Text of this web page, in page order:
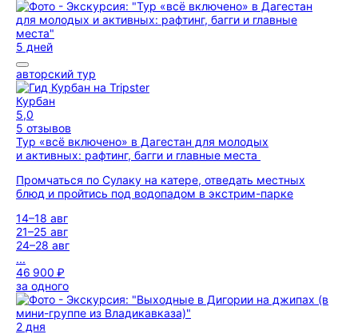
5 дней
авторский тур
Курбан
5,0
5 отзывов
Тур «всё включено» в Дагестан для молодых
и активных: рафтинг, багги и главные места
Промчаться по Сулаку на катере, отведать местных
блюд и пройтись под водопадом в экстрим-парке
14–18 авг
21–25 авг
24–28 авг
...
46 900 ₽
за одного
2 дня